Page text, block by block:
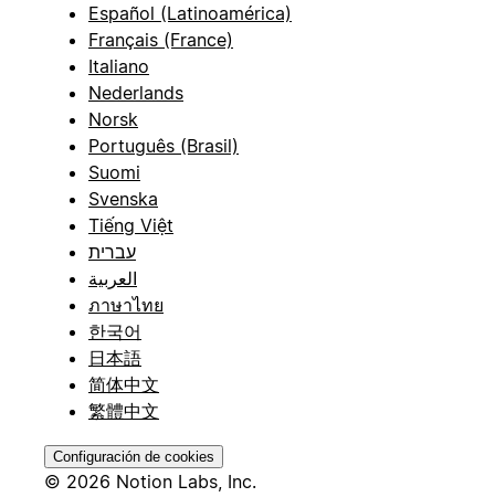
Español (Latinoamérica)
Français (France)
Italiano
Nederlands
Norsk
Português (Brasil)
Suomi
Svenska
Tiếng Việt
עברית
العربية
ภาษาไทย
한국어
日本語
简体中文
繁體中文
Configuración de cookies
© 2026 Notion Labs, Inc.